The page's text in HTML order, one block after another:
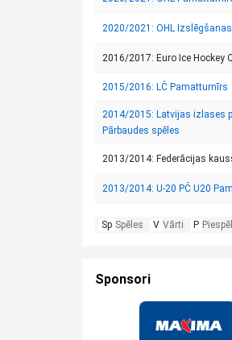
2020/2021: OHL
2016/2017: Euro Ice Hockey
2015/2016: LČ Pamatturnīrs
2014/2015: Latvijas izlases
Pārbaudes spēles
2013/2014: Federācijas
2013/2014: U-20 PČ U20
Sp Spēles V Vārti P
Sponsori